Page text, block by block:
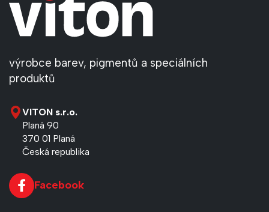
výrobce barev, pigmentů a speciálních
produktů
VITON s.r.o.
Planá 90
370 01 Planá
Česká republika
Facebook